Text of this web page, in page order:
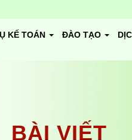
KẾ TOÁN ĐÀO TẠO
BÀI VIẾT